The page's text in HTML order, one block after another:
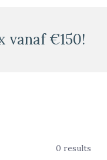
vanaf €150!
0 results